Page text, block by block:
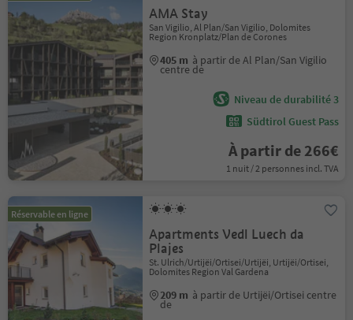
AMA Stay
San Vigilio, Al Plan/San Vigilio, Dolomites
Region Kronplatz/Plan de Corones
405 m à partir de Al Plan/San Vigilio
centre de
Niveau de durabilité 3
Südtirol Guest Pass
À partir de 266€
1 nuit / 2 personnes incl. TVA
Réservable en ligne
Apartments Vedl Luech da
Plajes
St. Ulrich/Urtijëi/Ortisei/Urtijëi, Urtijëi/Ortisei,
Dolomites Region Val Gardena
209 m à partir de Urtijëi/Ortisei centre
de